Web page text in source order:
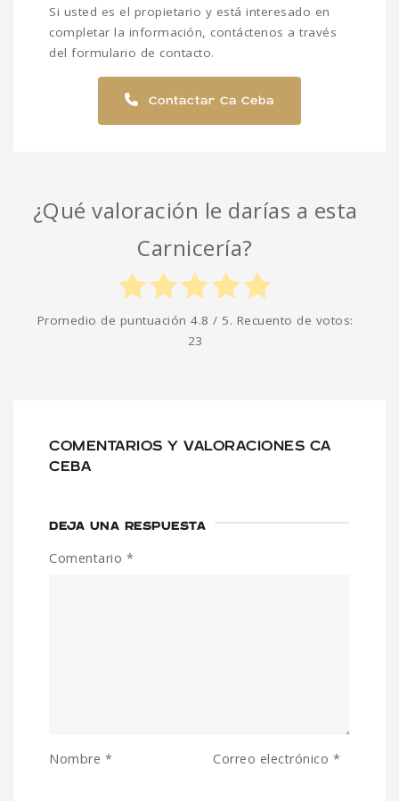
Si usted es el propietario y está interesado en
completar la información, contáctenos a través
del formulario de contacto.
Contactar Ca Ceba
¿Qué valoración le darías a esta
Carnicería?
Promedio de puntuación 4.8 / 5. Recuento de votos:
23
COMENTARIOS Y VALORACIONES CA
CEBA
DEJA UNA RESPUESTA
Comentario *
Nombre * Correo electrónico *